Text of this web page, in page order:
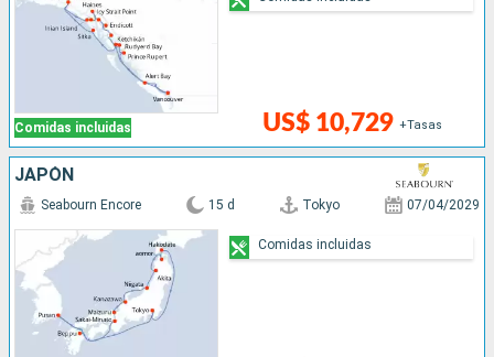
Comidas incluidas US$ 10,729 +Tasas
JAPÓN
Seabourn Encore 15 d Tokyo 07/04/2029
Comidas incluidas